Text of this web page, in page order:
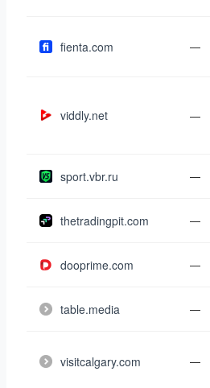
fienta.com —
viddly.net —
sport.vbr.ru —
thetradingpit.com —
dooprime.com —
table.media —
visitcalgary.com —